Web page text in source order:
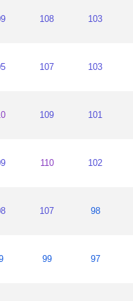
108 103
107 103
109 101
110 102
107 98
99 97